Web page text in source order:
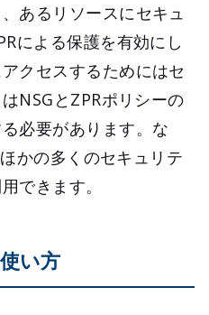
あるリソースにセキュ
による保護を有効にし
クセスするためにはセ
NSGとZPRポリシーの
必要があります。な
かの多くのセキュリテ
できます。
い方